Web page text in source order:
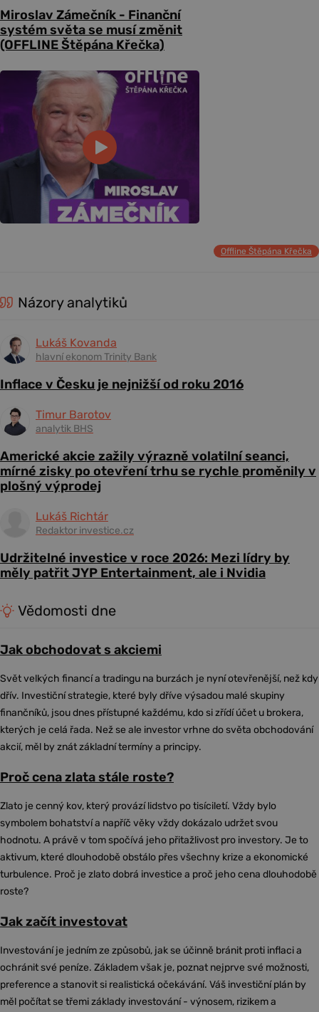
Miroslav Zámečník - Finanční
systém světa se musí změnit
(OFFLINE Štěpána Křečka)
Offline Štěpána Křečka
Názory analytiků
Lukáš Kovanda
hlavní ekonom Trinity Bank
Inflace v Česku je nejnižší od roku 2016
Timur Barotov
analytik BHS
Americké akcie zažily výrazně volatilní seanci,
mírné zisky po otevření trhu se rychle proměnily v
plošný výprodej
Lukáš Richtár
Redaktor investice.cz
Udržitelné investice v roce 2026: Mezi lídry by
měly patřit JYP Entertainment, ale i Nvidia
Vědomosti dne
Jak obchodovat s akciemi
Svět velkých financí a tradingu na burzách je nyní otevřenější, než kdy
dřív. Investiční strategie, které byly dříve výsadou malé skupiny
finančníků, jsou dnes přístupné každému, kdo si zřídí účet u brokera,
kterých je celá řada. Než se ale investor vrhne do světa obchodování
akcií, měl by znát základní termíny a principy.
Proč cena zlata stále roste?
Zlato je cenný kov, který provází lidstvo po tisíciletí. Vždy bylo
symbolem bohatství a napříč věky vždy dokázalo udržet svou
hodnotu. A právě v tom spočívá jeho přitažlivost pro investory. Je to
aktivum, které dlouhodobě obstálo přes všechny krize a ekonomické
turbulence. Proč je zlato dobrá investice a proč jeho cena dlouhodobě
roste?
Jak začít investovat
Investování je jedním ze způsobů, jak se účinně bránit proti inflaci a
ochránit své peníze. Základem však je, poznat nejprve své možnosti,
preference a stanovit si realistická očekávání. Váš investiční plán by
měl počítat se třemi základy investování - výnosem, rizikem a